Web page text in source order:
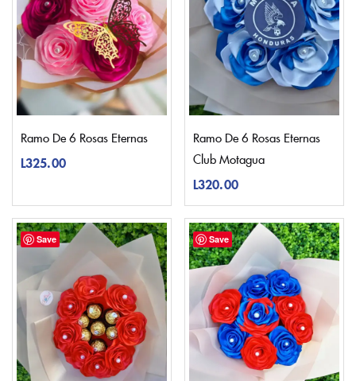
Ramo De 6 Rosas Eternas
L325.00
Ramo De 6 Rosas Eternas
Club Motagua
L320.00
Save Save